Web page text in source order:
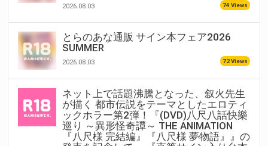
2026.08.03 74 Views
とらのあな通販 サイン本フェア2026
SUMMER
2026.08.03 72 Views
ネット上で話題沸騰となった、叙火先生
が描く 都市伝説をテーマとしたエロティ
ックホラー第2弾！『(DVD)八尺八話快樂
巡り ～異形怪奇譚～ THE ANIMATION
『八尺様 完結編』『八尺様 夢物語』』の